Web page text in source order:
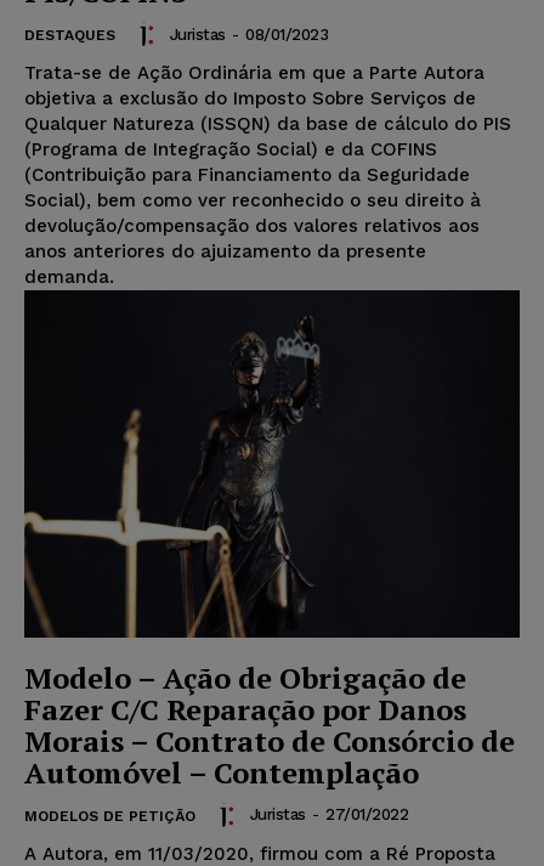
DESTAQUES Juristas - 08/01/2023
Trata-se de Ação Ordinária em que a Parte Autora
objetiva a exclusão do Imposto Sobre Serviços de
Qualquer Natureza (ISSQN) da base de cálculo do PIS
(Programa de Integração Social) e da COFINS
(Contribuição para Financiamento da Seguridade
Social), bem como ver reconhecido o seu direito à
devolução/compensação dos valores relativos aos
anos anteriores do ajuizamento da presente
demanda.
Modelo – Ação de Obrigação de
Fazer C/C Reparação por Danos
Morais – Contrato de Consórcio de
Automóvel – Contemplação
MODELOS DE PETIÇÃO Juristas - 27/01/2022
A Autora, em 11/03/2020, firmou com a Ré Proposta